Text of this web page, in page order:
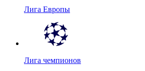
Лига Европы
Лига чемпионов